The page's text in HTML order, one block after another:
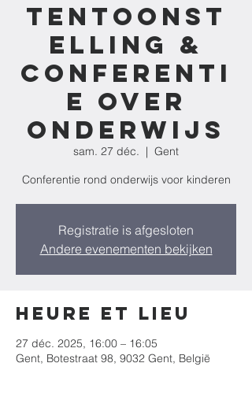
Tentoonst
elling &
Conferenti
e over
onderwijs
sam. 27 déc.
  |
Gent
Conferentie rond onderwijs voor kinderen
Registratie is afgesloten
Andere evenementen bekijken
Heure et lieu
27 déc. 2025, 16:00 – 16:05
Gent, Botestraat 98, 9032 Gent, België